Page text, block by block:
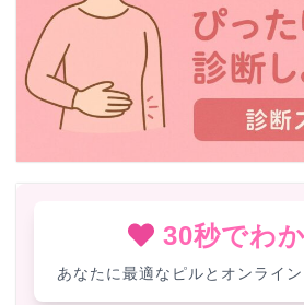
30秒でわ
あなたに最適なピルとオンライ